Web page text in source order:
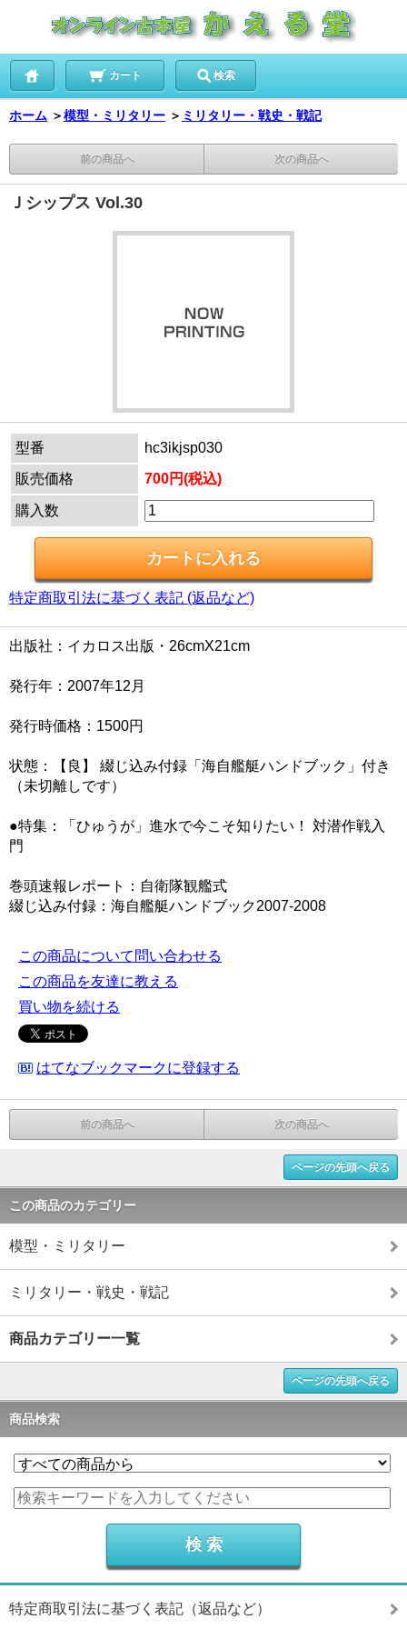
カート 検索
ホーム ＞模型・ミリタリー ＞ ミリタリー・戦史・戦記
前の商品へ 次の商品へ
Ｊシップス Vol.30
型番
hc3ikjsp030
販売価格
700円(税込)
購入数
特定商取引法に基づく表記 (返品など)
出版社：イカロス出版・26cmX21cm
発行年：2007年12月
発行時価格：1500円
状態：【良】 綴じ込み付録「海自艦艇ハンドブック」付き
（未切離しです）
●特集：「ひゅうが」進水で今こそ知りたい！ 対潜作戦入
門
巻頭速報レポート：自衛隊観艦式
綴じ込み付録：海自艦艇ハンドブック2007-2008
この商品について問い合わせる
この商品を友達に教える
買い物を続ける
はてなブックマークに登録する
前の商品へ 次の商品へ
ページの先頭へ戻る
この商品のカテゴリー
模型・ミリタリー
ミリタリー・戦史・戦記
商品カテゴリー一覧
ページの先頭へ戻る
商品検索
特定商取引法に基づく表記（返品など）